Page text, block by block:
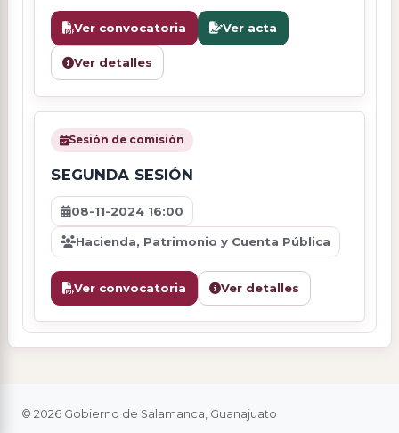
Ver convocatoria Ver acta
Ver detalles
Sesión de comisión
SEGUNDA SESIÓN
08-11-2024 16:00
Hacienda, Patrimonio y Cuenta Pública
Ver convocatoria Ver detalles
© 2026 Gobierno de Salamanca, Guanajuato